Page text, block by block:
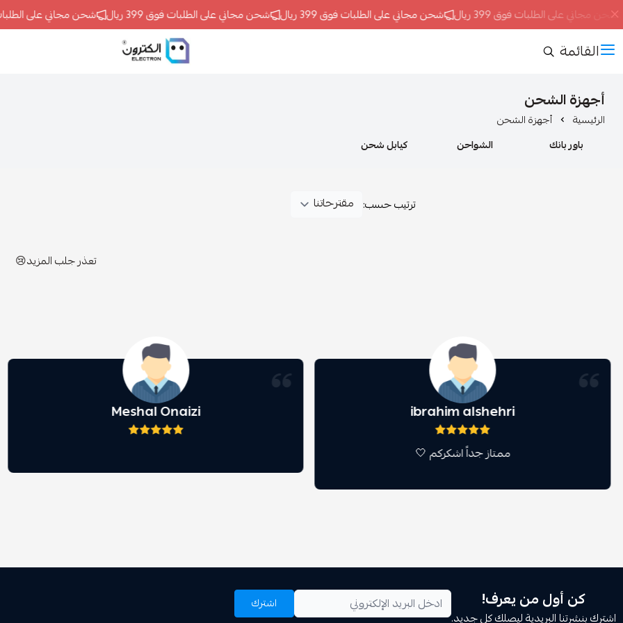
شحن مجاني على الطلبات فوق 399 ريال شحن مجاني على الطلبات فوق 399 ريال شحن مجاني على الطلبات فوق 399 ريال شحن مجاني على الطلبات فوق
القائمة ELECTRON
أجهزة الشحن
الرئيسية
أجهزة الشحن
باور بانك
الشواحن كيابل شحن
ترتيب حسب:
تعذر جلب المزيد😢
ibrahim alshehri
ممتاز جداً اشكركم 🤍
Meshal Onaizi
كن أول من يعرف!
اشترك بنشرتنا البريدية ليصلك كل جديد.
اشترك